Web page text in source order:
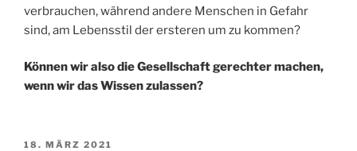
verbrauchen, während andere Menschen in Gefahr
sind, am Lebensstil der ersteren um zu kommen?
Können wir also die Gesellschaft gerechter machen,
wenn wir das Wissen zulassen?
VERÖFFENTLICHT
18. MÄRZ 2021